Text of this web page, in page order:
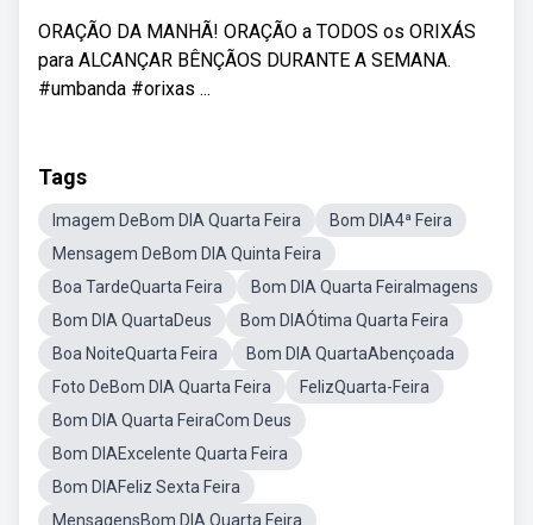
ORAÇÃO DA MANHÃ! ORAÇÃO a TODOS os ORIXÁS
para ALCANÇAR BÊNÇÃOS DURANTE A SEMANA.
#umbanda #orixas ...
Tags
Imagem DeBom DIA Quarta Feira
Bom DIA4ª Feira
Mensagem DeBom DIA Quinta Feira
Boa TardeQuarta Feira
Bom DIA Quarta FeiraImagens
Bom DIA QuartaDeus
Bom DIAÓtima Quarta Feira
Boa NoiteQuarta Feira
Bom DIA QuartaAbençoada
Foto DeBom DIA Quarta Feira
FelizQuarta-Feira
Bom DIA Quarta FeiraCom Deus
Bom DIAExcelente Quarta Feira
Bom DIAFeliz Sexta Feira
MensagensBom DIA Quarta Feira